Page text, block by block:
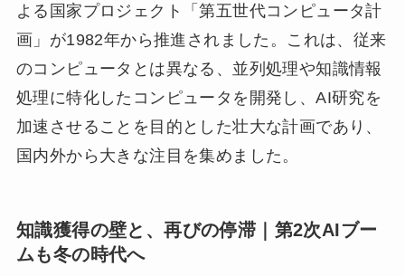
よる国家プロジェクト「第五世代コンピュータ計
画」が1982年から推進されました。これは、従来
のコンピュータとは異なる、並列処理や知識情報
処理に特化したコンピュータを開発し、AI研究を
加速させることを目的とした壮大な計画であり、
国内外から大きな注目を集めました。
知識獲得の壁と、再びの停滞
第2次AIブー
ムも冬の時代へ